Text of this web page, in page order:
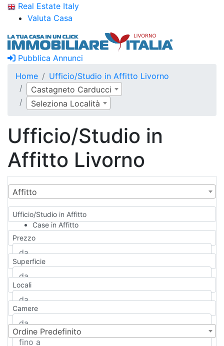
Real Estate Italy
Valuta Casa
Pubblica Annunci
Home
Ufficio/Studio in Affitto Livorno
Castagneto Carducci
Seleziona Località
Ufficio/Studio in
Affitto Livorno
Affitto
Ufficio/Studio in Affitto
Case in Affitto
Qualsiasi
Appartamento
Casa indipendente
Casa Semi-indipendente
Attico/Mansarda
Rustico/Casale
Camera d'Albergo
Multiproprietà
Prezzo
Superficie
Locali
Camere
Ordine Predefinito